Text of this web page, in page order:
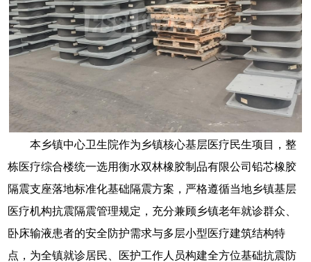
本乡镇中心卫生院作为乡镇核心基层医疗民生项目，整
栋医疗综合楼统一选用衡水双林橡胶制品有限公司铅芯橡胶
隔震支座落地标准化基础隔震方案，严格遵循当地乡镇基层
医疗机构抗震隔震管理规定，充分兼顾乡镇老年就诊群众、
卧床输液患者的安全防护需求与多层小型医疗建筑结构特
点，为全镇就诊居民、医护工作人员构建全方位基础抗震防